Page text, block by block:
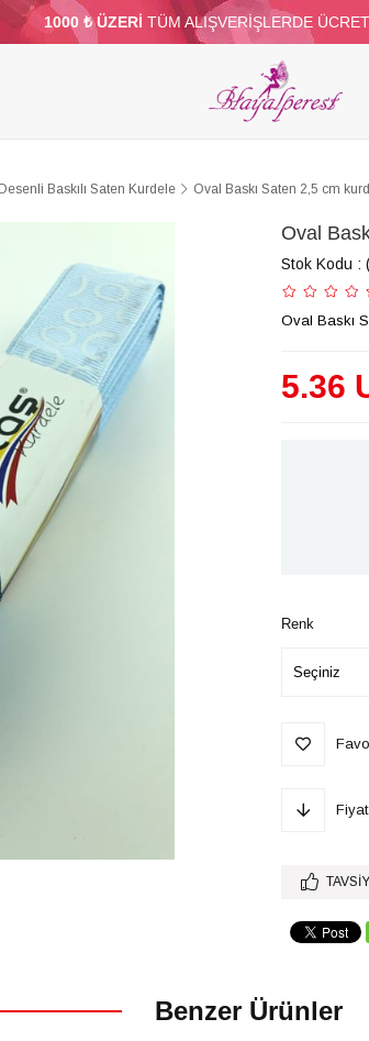
1000 ₺ ÜZERİ TÜM ALIŞVERİŞLERDE
PARTİ VE SÜS MALZEMELERİ TÜY
TOPTAN DİĞER
Desenli Baskılı Saten Kurdele Oval Baskı Saten 2,5 cm
Oval
Stok Kodu
Oval Baskı
5.36
Renk
Benzer Ürünler